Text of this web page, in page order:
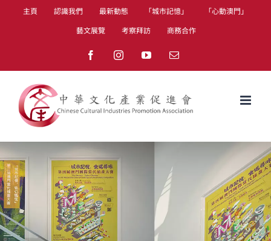
主頁 認識我們 最新動態 「城市記憶」
「心動澳門」
藝文展覽
考察拜訪 商務合作
FacebookInstagramYouTubeEmail